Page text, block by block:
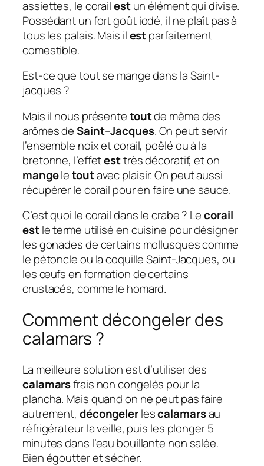
assiettes, le corailestun élément qui divise.
Possédant un fort goût iodé, il ne plaît pas à
tous les palais. Mais ilestparfaitement
comestible.
Est-ce que tout se mange dans la Saint-
jacques ?
Mais il nous présentetoutde même des
arômes deSaint–Jacques. On peut servir
l’ensemble noix et corail, poêlé ou à la
bretonne, l’effetesttrès décoratif, et on
mangeletoutavec plaisir. On peut aussi
récupérer le corail pour en faire une sauce.
C’est quoi le corail dans le crabe ? Lecorail
estle terme utilisé en cuisine pour désigner
les gonades de certains mollusques comme
le pétoncle ou la coquille Saint-Jacques, ou
les œufs en formation de certains
crustacés, comme le homard.
Comment décongeler des
calamars ?
La meilleure solution est d’utiliser des
calamarsfrais non congelés pour la
plancha. Mais quand on ne peut pas faire
autrement, décongelerlescalamarsau
réfrigérateur la veille, puis les plonger 5
minutes dans l’eau bouillante non salée.
Bien égoutter et sécher.